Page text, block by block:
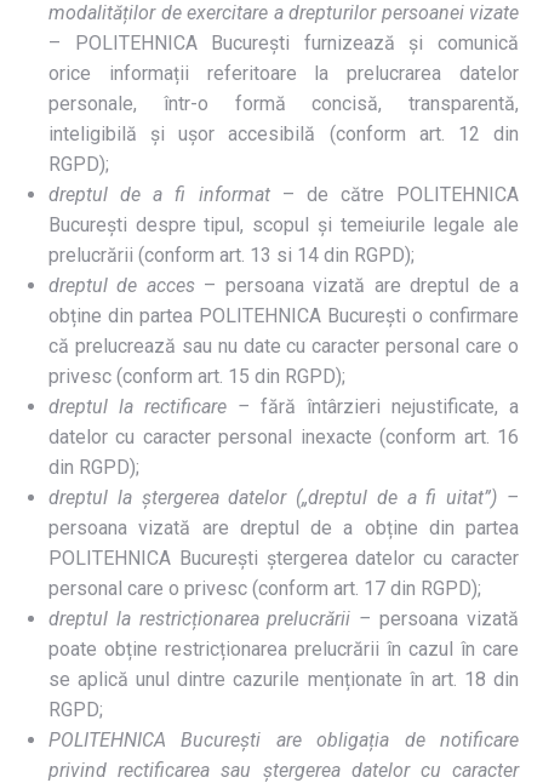
modalităților de exercitare a drepturilor persoanei vizate
– POLITEHNICA București furnizează și comunică
orice informații referitoare la prelucrarea datelor
personale, într-o formă concisă, transparentă,
inteligibilă și ușor accesibilă (conform art. 12 din
RGPD);
dreptul de a fi informat– de către POLITEHNICA
București despre tipul, scopul și temeiurile legale ale
prelucrării (conform art. 13 si 14 din RGPD);
dreptul de acces– persoana vizată are dreptul de a
obține din partea POLITEHNICA București o confirmare
că prelucrează sau nu date cu caracter personal care o
privesc (conform art. 15 din RGPD);
dreptul la rectificare – fără întârzieri nejustificate, a
datelor cu caracter personal inexacte (conform art. 16
din RGPD);
dreptul la ștergerea datelor („dreptul de a fi uitat”) –
persoana vizată are dreptul de a obține din partea
POLITEHNICA București ștergerea datelor cu caracter
personal care o privesc (conform art. 17 din RGPD);
dreptul la restricționarea prelucrării –persoana vizată
poate obține restricționarea prelucrării în cazul în care
se aplică unul dintre cazurile menționate în art. 18 din
RGPD;
POLITEHNICA București are obligația de notificare
privind rectificarea sau ștergerea datelor cu caracter